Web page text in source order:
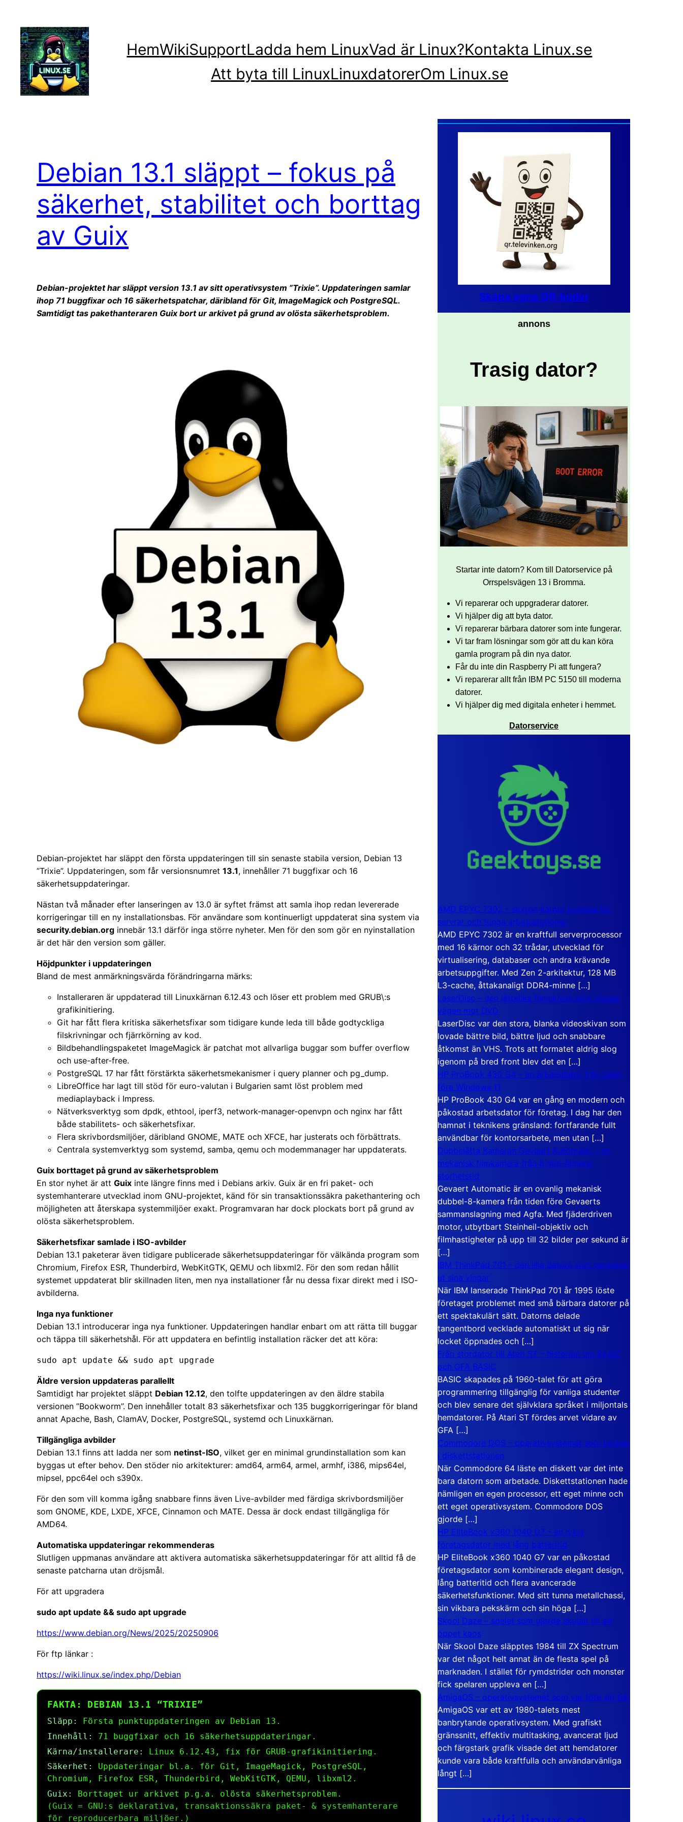
innehåll
HemWikiSupportLadda hem LinuxVad är Linux?Kontakta Linux.se
Att byta till LinuxLinuxdatorerOm Linux.se
Debian 13.1 släppt – fokus på
säkerhet, stabilitet och borttag
av Guix
Debian-projektet har släppt version 13.1 av sitt operativsystem ”Trixie”. Uppdateringen samlar
ihop 71 buggfixar och 16 säkerhetspatchar, däribland för Git, ImageMagick och PostgreSQL.
Samtidigt tas pakethanteraren Guix bort ur arkivet på grund av olösta säkerhetsproblem.
Debian-projektet har släppt den första uppdateringen till sin senaste stabila version, Debian 13
”Trixie”. Uppdateringen, som får versionsnumret 13.1, innehåller 71 buggfixar och 16
säkerhetsuppdateringar.
Nästan två månader efter lanseringen av 13.0 är syftet främst att samla ihop redan levererade
korrigeringar till en ny installationsbas. För användare som kontinuerligt uppdaterat sina system via
security.debian.org innebär 13.1 därför inga större nyheter. Men för den som gör en nyinstallation
är det här den version som gäller.
Höjdpunkter i uppdateringen
Bland de mest anmärkningsvärda förändringarna märks:
Installeraren är uppdaterad till Linuxkärnan 6.12.43 och löser ett problem med GRUB\:s
grafikinitiering.
Git har fått flera kritiska säkerhetsfixar som tidigare kunde leda till både godtyckliga
filskrivningar och fjärrkörning av kod.
Bildbehandlingspaketet ImageMagick är patchat mot allvarliga buggar som buffer overflow
och use-after-free.
PostgreSQL 17 har fått förstärkta säkerhetsmekanismer i query planner och pg_dump.
LibreOffice har lagt till stöd för euro-valutan i Bulgarien samt löst problem med
mediaplayback i Impress.
Nätverksverktyg som dpdk, ethtool, iperf3, network-manager-openvpn och nginx har fått
både stabilitets- och säkerhetsfixar.
Flera skrivbordsmiljöer, däribland GNOME, MATE och XFCE, har justerats och förbättrats.
Centrala systemverktyg som systemd, samba, qemu och modemmanager har uppdaterats.
Guix borttaget på grund av säkerhetsproblem
En stor nyhet är att Guix inte längre finns med i Debians arkiv. Guix är en fri paket- och
systemhanterare utvecklad inom GNU-projektet, känd för sin transaktionssäkra pakethantering och
möjligheten att återskapa systemmiljöer exakt. Programvaran har dock plockats bort på grund av
olösta säkerhetsproblem.
Säkerhetsfixar samlade i ISO-avbilder
Debian 13.1 paketerar även tidigare publicerade säkerhetsuppdateringar för välkända program som
Chromium, Firefox ESR, Thunderbird, WebKitGTK, QEMU och libxml2. För den som redan hållit
systemet uppdaterat blir skillnaden liten, men nya installationer får nu dessa fixar direkt med i ISO-
avbilderna.
Inga nya funktioner
Debian 13.1 introducerar inga nya funktioner. Uppdateringen handlar enbart om att rätta till buggar
och täppa till säkerhetshål. För att uppdatera en befintlig installation räcker det att köra:
sudo apt update && sudo apt upgrade
Äldre version uppdateras parallellt
Samtidigt har projektet släppt Debian 12.12, den tolfte uppdateringen av den äldre stabila
versionen ”Bookworm”. Den innehåller totalt 83 säkerhetsfixar och 135 buggkorrigeringar för bland
annat Apache, Bash, ClamAV, Docker, PostgreSQL, systemd och Linuxkärnan.
Tillgängliga avbilder
Debian 13.1 finns att ladda ner som netinst-ISO, vilket ger en minimal grundinstallation som kan
byggas ut efter behov. Den stöder nio arkitekturer: amd64, arm64, armel, armhf, i386, mips64el,
mipsel, ppc64el och s390x.
För den som vill komma igång snabbare finns även Live-avbilder med färdiga skrivbordsmiljöer
som GNOME, KDE, LXDE, XFCE, Cinnamon och MATE. Dessa är dock endast tillgängliga för
AMD64.
Automatiska uppdateringar rekommenderas
Slutligen uppmanas användare att aktivera automatiska säkerhetsuppdateringar för att alltid få de
senaste patcharna utan dröjsmål.
För att upgradera
sudo apt update && sudo apt upgrade
https://www.debian.org/News/2025/20250906
För ftp länkar :
https://wiki.linux.se/index.php/Debian
FAKTA: DEBIAN 13.1 “TRIXIE”
Släpp:
Första punktuppdateringen av Debian 13.
Innehåll:
71 buggfixar och 16 säkerhetsuppdateringar.
Kärna/installerare:
Linux 6.12.43, fix för GRUB-grafikinitiering.
Säkerhet:
Uppdateringar bl.a. för Git, ImageMagick, PostgreSQL,
Chromium, Firefox ESR, Thunderbird, WebKitGTK, QEMU, libxml2.
Guix:
Borttaget ur arkivet p.g.a. olösta säkerhetsproblem.
(Guix = GNU:s deklarativa, transaktionssäkra paket- & systemhanterare
för reproducerbara miljöer.)
Skapa egna QR-koder
annons
Trasig dator?
Startar inte datorn? Kom till Datorservice på
Orrspelsvägen 13 i Bromma.
Vi reparerar och uppgraderar datorer.
Vi hjälper dig att byta dator.
Vi reparerar bärbara datorer som inte fungerar.
Vi tar fram lösningar som gör att du kan köra
gamla program på din nya dator.
Får du inte din Raspberry Pi att fungera?
Vi reparerar allt från IBM PC 5150 till moderna
datorer.
Vi hjälper dig med digitala enheter i hemmet.
Datorservice
AMD EPYC 7302 – sexton kärnor byggda för
servrar och tunga arbetsstationer
AMD EPYC 7302 är en kraftfull serverprocessor
med 16 kärnor och 32 trådar, utvecklad för
virtualisering, databaser och andra krävande
arbetsuppgifter. Med Zen 2-arkitektur, 128 MB
L3-cache, åttakanaligt DDR4-minne […]
LaserDisc – den jättelika filmskivan som visade
vägen mot DVD
LaserDisc var den stora, blanka videoskivan som
lovade bättre bild, bättre ljud och snabbare
åtkomst än VHS. Trots att formatet aldrig slog
igenom på bred front blev det en […]
HP ProBook 430 G4 – en arbetsdator från tiden
före Windows 11
HP ProBook 430 G4 var en gång en modern och
påkostad arbetsdator för företag. I dag har den
hamnat i teknikens gränsland: fortfarande fullt
användbar för kontorsarbete, men utan […]
Dubbelåtta Kameran Gevaert Automatic – en
mekanisk filmkamera från 8 mm-filmens
storhetstid
Gevaert Automatic är en ovanlig mekanisk
dubbel-8-kamera från tiden före Gevaerts
sammanslagning med Agfa. Med fjäderdriven
motor, utbytbart Steinheil-objektiv och
filmhastigheter på upp till 32 bilder per sekund är
[…]
IBM ThinkPad 701 – den lilla datorn som vecklade
ut sina vingar
När IBM lanserade ThinkPad 701 år 1995 löste
företaget problemet med små bärbara datorer på
ett spektakulärt sätt. Datorns delade
tangentbord vecklade automatiskt ut sig när
locket öppnades och […]
Från stordator till Atari ST – historien om BASIC
och GFA BASIC
BASIC skapades på 1960-talet för att göra
programmering tillgänglig för vanliga studenter
och blev senare det självklara språket i miljontals
hemdatorer. På Atari ST fördes arvet vidare av
GFA […]
Commodore DOS – operativsystemet som bodde
i diskettstationen
När Commodore 64 läste en diskett var det inte
bara datorn som arbetade. Diskettstationen hade
nämligen en egen processor, ett eget minne och
ett eget operativsystem. Commodore DOS
gjorde […]
HP EliteBook x360 1040 G7 – en lyxig
företagsdator med lång batteritid
HP EliteBook x360 1040 G7 var en påkostad
företagsdator som kombinerade elegant design,
lång batteritid och flera avancerade
säkerhetsfunktioner. Med sitt tunna metallchassi,
sin vikbara pekskärm och sin höga […]
Skool Daze – spelet som gjorde skolan till ett
öppet kaos
När Skool Daze släpptes 1984 till ZX Spectrum
var det något helt annat än de flesta spel på
marknaden. I stället för rymdstrider och monster
fick spelaren uppleva en […]
AmigaOS – operativsystemet som var före sin tid
AmigaOS var ett av 1980-talets mest
banbrytande operativsystem. Med grafiskt
gränssnitt, effektiv multitasking, avancerat ljud
och färgstark grafik visade det att hemdatorer
kunde vara både kraftfulla och användarvänliga
långt […]